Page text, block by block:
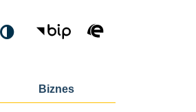
Biznes